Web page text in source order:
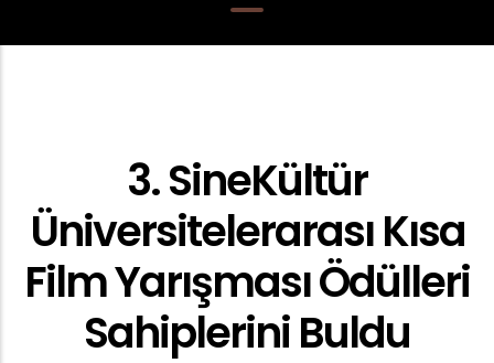
3. SineKültür
Üniversitelerarası Kısa
Film Yarışması Ödülleri
Sahiplerini Buldu